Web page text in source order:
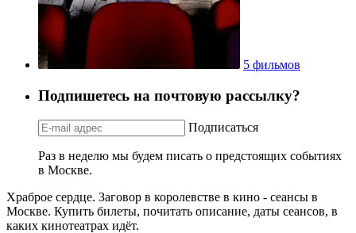
5 фильмов
Подпишетесь на почтовую рассылку?
Подписаться
Раз в неделю мы будем писать о предстоящих событиях
в Москве.
Храброе сердце. Заговор в королевстве в кино - сеансы в
Москве. Купить билеты, почитать описание, даты сеансов, в
каких кинотеатрах идёт.